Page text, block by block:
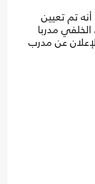
تم تعيين
مدربا
عن مدرب